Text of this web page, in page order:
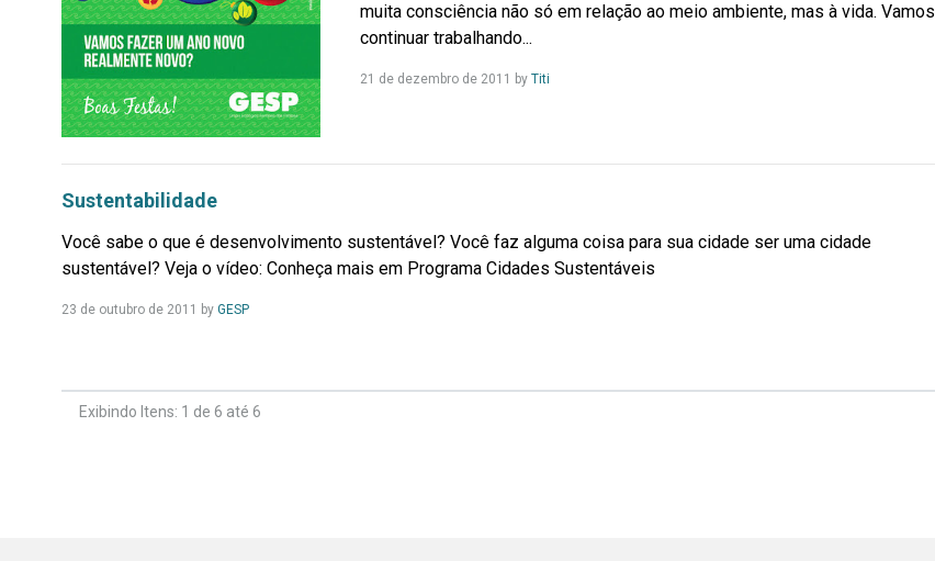
muita consciência não só em relação ao meio ambiente, mas à vida. Vamos
continuar trabalhando...
21 de dezembro de 2011 by TitiLeia
Sustentabilidade
Você sabe o que é desenvolvimento sustentável? Você faz alguma coisa para sua cidade ser uma cidade
sustentável? Veja o vídeo: Conheça mais em Programa Cidades Sustentáveis
23 de outubro de 2011 by GESPLeia
Exibindo Itens: 1 de 6 até 6